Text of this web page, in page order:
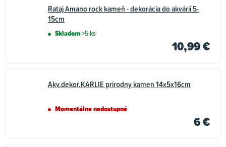
Rataj Amano rock kameň - dekorácia do akvárií 5-
15cm
Skladom>5 ks
10,99 €
Akv.dekor.KARLIE prirodny kamen 14x5x16cm
Momentálne nedostupné
6 €